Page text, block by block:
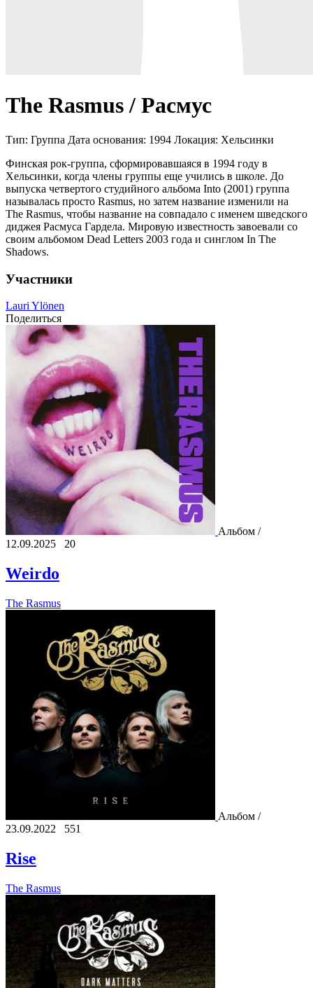
The Rasmus / Расмус
Тип: Группа Дата основания: 1994 Локация: Хельсинки
Финская рок-группа, сформировавшаяся в 1994 году в
Хельсинки, когда члены группы еще учились в школе. До
выпуска четвертого студийного альбома Into (2001) группа
называлась просто Rasmus, но затем название изменили на
The Rasmus, чтобы название на совпадало с именем шведского
диджея Расмуса Гардела. Мировую известность завоевали со
своим альбомом Dead Letters 2003 года и синглом In The
Shadows.
Участники
Lauri Ylönen
Поделиться
Альбом /
12.09.2025
20
Weirdo
The Rasmus
Альбом /
23.09.2022
551
Rise
The Rasmus